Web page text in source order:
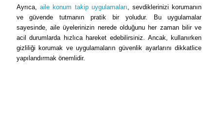
Ayrıca, aile konum takip uygulamaları , sevdiklerinizi korumanın
ve güvende tutmanın pratik bir yoludur. Bu uygulamalar
sayesinde, aile üyelerinizin nerede olduğunu her zaman bilir ve
acil durumlarda hızlıca hareket edebilirsiniz. Ancak, kullanırken
gizliliği korumak ve uygulamaların güvenlik ayarlarını dikkatlice
yapılandırmak önemlidir.